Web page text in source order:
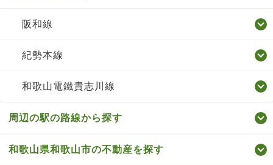
阪和線
紀勢本線
和歌山電鐵貴志川線
周辺の駅の路線から探す
和歌山県和歌山市の不動産を探す